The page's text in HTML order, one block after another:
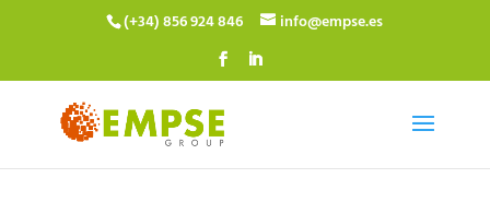
(+34) 856 924 846 info@empse.es